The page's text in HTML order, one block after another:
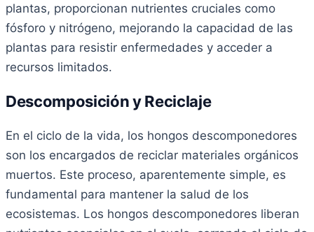
plantas, proporcionan nutrientes cruciales como
fósforo y nitrógeno, mejorando la capacidad de las
plantas para resistir enfermedades y acceder a
recursos limitados.
Descomposición y Reciclaje
En el ciclo de la vida, los hongos descomponedores
son los encargados de reciclar materiales orgánicos
muertos. Este proceso, aparentemente simple, es
fundamental para mantener la salud de los
ecosistemas. Los hongos descomponedores liberan